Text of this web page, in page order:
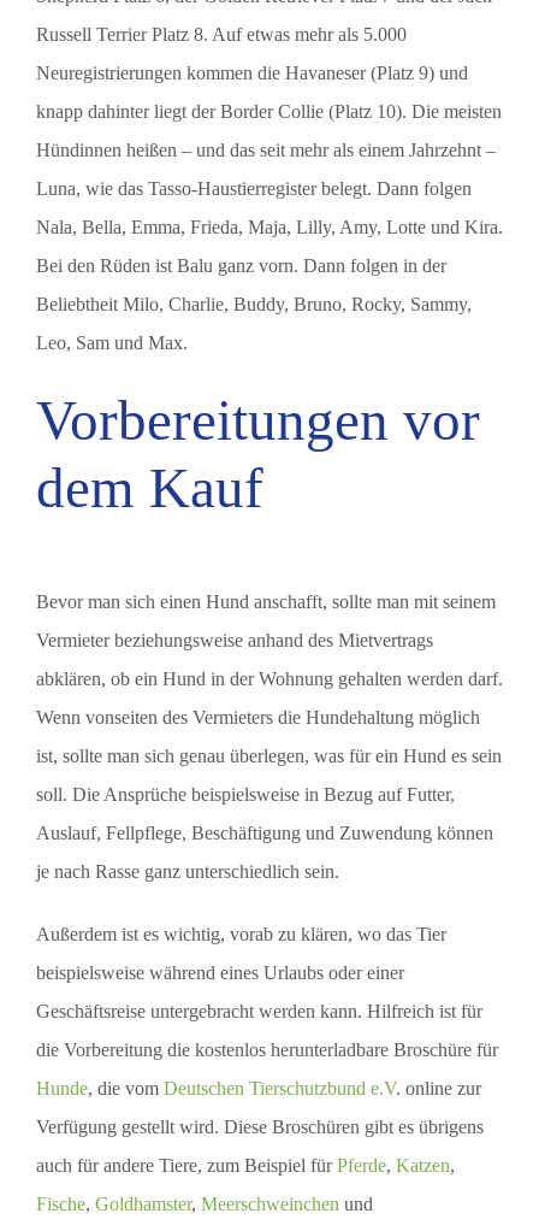
Russell Terrier Platz 8. Auf etwas mehr als 5.000
Neuregistrierungen kommen die Havaneser (Platz 9) und
knapp dahinter liegt der Border Collie (Platz 10). Die meisten
Hündinnen heißen – und das seit mehr als einem Jahrzehnt –
Luna, wie das Tasso-Haustierregister belegt. Dann folgen
Nala, Bella, Emma, Frieda, Maja, Lilly, Amy, Lotte und Kira.
Bei den Rüden ist Balu ganz vorn. Dann folgen in der
Beliebtheit Milo, Charlie, Buddy, Bruno, Rocky, Sammy,
Leo, Sam und Max.
Vorbereitungen vor
dem Kauf
Bevor man sich einen Hund anschafft, sollte man mit seinem
Vermieter beziehungsweise anhand des Mietvertrags
abklären, ob ein Hund in der Wohnung gehalten werden darf.
Wenn vonseiten des Vermieters die Hundehaltung möglich
ist, sollte man sich genau überlegen, was für ein Hund es sein
soll. Die Ansprüche beispielsweise in Bezug auf Futter,
Auslauf, Fellpflege, Beschäftigung und Zuwendung können
je nach Rasse ganz unterschiedlich sein.
Außerdem ist es wichtig, vorab zu klären, wo das Tier
beispielsweise während eines Urlaubs oder einer
Geschäftsreise untergebracht werden kann. Hilfreich ist für
die Vorbereitung die kostenlos herunterladbare Broschüre für
Hunde, die vom Deutschen Tierschutzbund e.V. online zur
Verfügung gestellt wird. Diese Broschüren gibt es übrigens
auch für andere Tiere, zum Beispiel fürPferde, Katzen,
Fische, Goldhamster, Meerschweinchen und